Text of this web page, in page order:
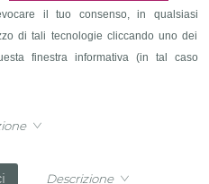
il tuo consenso, in qualsiasi
di tali tecnologie cliccando uno dei
finestra informativa (in tal caso
Descrizione